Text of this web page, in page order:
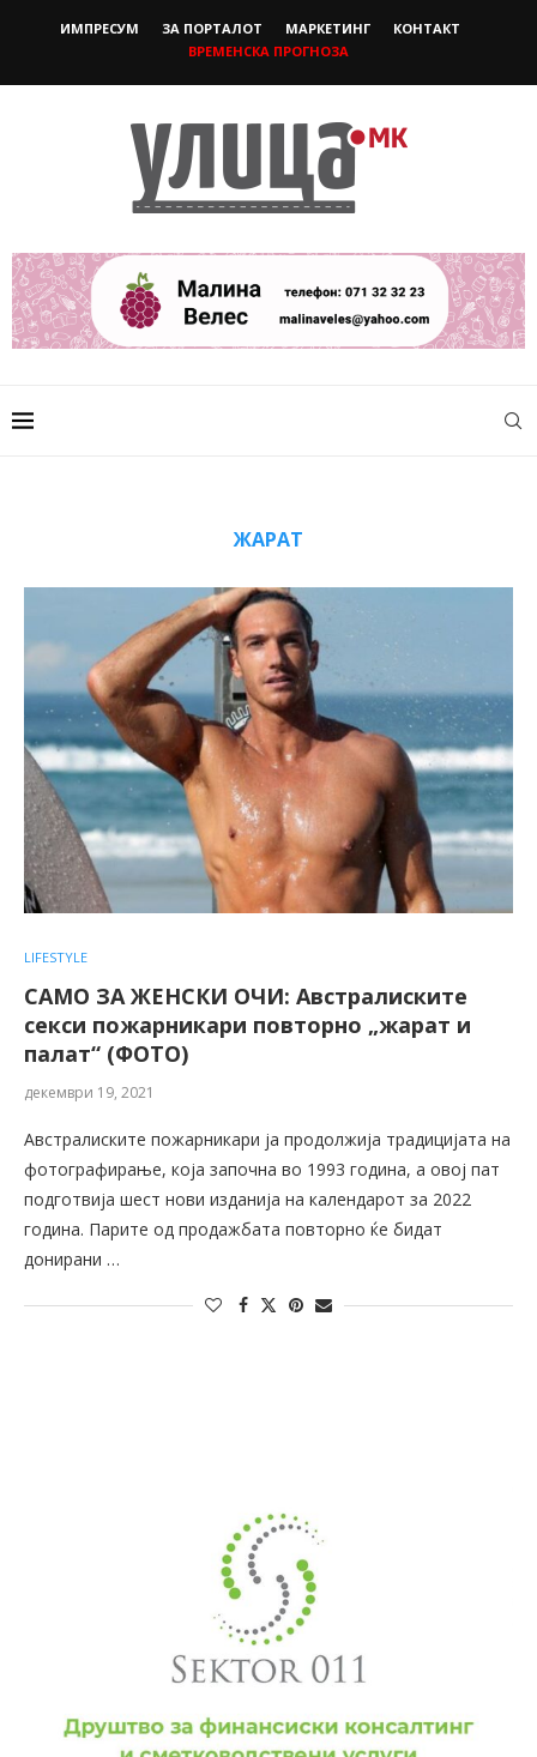
ИМПРЕСУМ ЗА ПОРТАЛОТ МАРКЕТИНГ
КОНТАКТ
ВРЕМЕНСКА ПРОГНОЗА
ЖАРАТ
LIFESTYLE
САМО ЗА ЖЕНСКИ ОЧИ: Австралиските
секси пожарникари повторно „жарат и
палат“ (ФОТО)
декември 19, 2021
Австралиските пожарникари ја продолжија традицијата на
фотографирање, која започна во 1993 година, а овој пат
подготвија шест нови изданија на календарот за 2022
година. Парите од продажбата повторно ќе бидат
донирани …